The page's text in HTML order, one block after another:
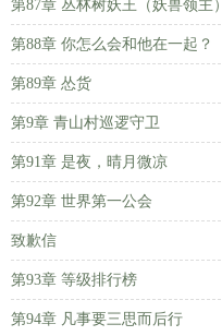
第87章 丛林树妖王（妖兽领主）
第88章 你怎么会和他在一起？
第89章 怂货
第9章 青山村巡逻守卫
第91章 是夜，晴月微凉
第92章 世界第一公会
致歉信
第93章 等级排行榜
第94章 凡事要三思而后行